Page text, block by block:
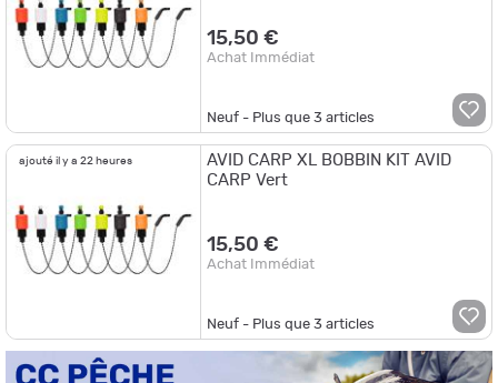
15,50 €
Achat Immédiat
Neuf - Plus que3 articles
ajouté il y a 22 heures
AVID CARP XL BOBBIN KIT AVID
CARP Vert
15,50 €
Achat Immédiat
Neuf - Plus que3 articles